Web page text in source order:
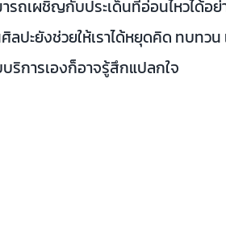
ถเผชิญกับประเด็นที่อ่อนไหวได้อ
ยังช่วยให้เราได้หยุดคิด ทบทวน
ริการเองก็อาจรู้สึกแปลกใจ